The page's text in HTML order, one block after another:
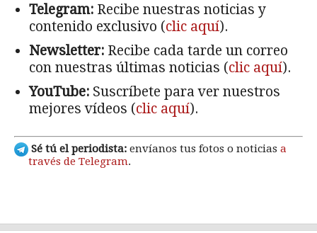
Telegram: Recibe nuestras noticias y
contenido exclusivo (clic aquí).
Newsletter: Recibe cada tarde un correo
con nuestras últimas noticias (clic aquí).
YouTube: Suscríbete para ver nuestros
mejores vídeos (clic aquí).
Sé tú el periodista: envíanos tus fotos o noticias a
través de Telegram.